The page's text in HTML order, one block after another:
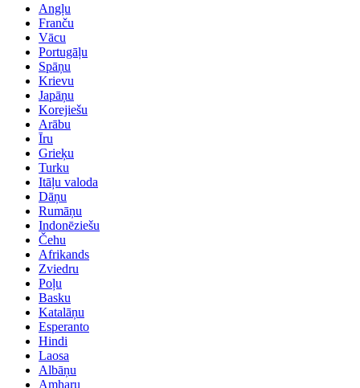
Angļu
Franču
Vācu
Portugāļu
Spāņu
Krievu
Japāņu
Korejiešu
Arābu
Īru
Grieķu
Turku
Itāļu valoda
Dāņu
Rumāņu
Indonēziešu
Čehu
Afrikands
Zviedru
Poļu
Basku
Katalāņu
Esperanto
Hindi
Laosa
Albāņu
Amharu